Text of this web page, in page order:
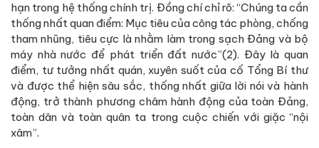
hạn trong hệ thống chính trị. Đồng chí chỉ rõ: “Chúng ta cần
thống nhất quan điểm: Mục tiêu của công tác phòng, chống
tham nhũng, tiêu cực là nhằm làm trong sạch Đảng và bộ
máy nhà nước để phát triển đất nước”(2). Đây là quan
điểm, tư tưởng nhất quán, xuyên suốt của cố Tổng Bí thư
và được thể hiện sâu sắc, thống nhất giữa lời nói và hành
động, trở thành phương châm hành động của toàn Đảng,
toàn dân và toàn quân ta trong cuộc chiến với giặc “nội
xâm”.